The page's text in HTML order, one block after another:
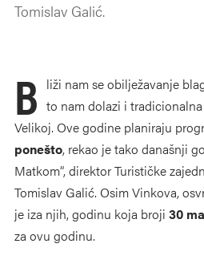
Tomislav Galić.
B liži nam se obilježavanje
to nam dolazi i
Velikoj. Ove godine planiraju
ponešto, rekao je tako današnji
Matkom“, direktor Turističke
Tomislav Galić. Osim Vinkova,
je iza njih, godinu koja broji 30
za ovu godinu.